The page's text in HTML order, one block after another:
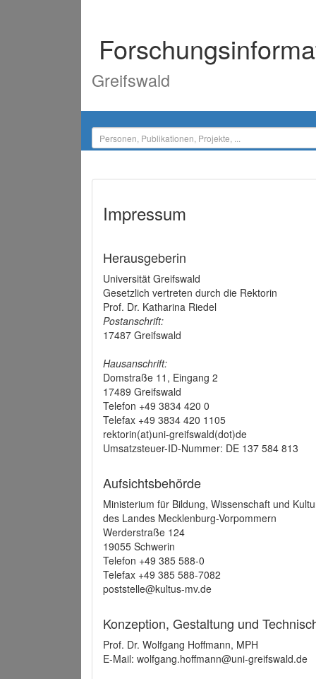
Greifswald
Impressum
Herausgeberin
Universität Greifswald
Gesetzlich vertreten durch die Rektorin
Prof. Dr. Katharina Riedel
Postanschrift:
17487 Greifswald
Hausanschrift:
Domstraße 11, Eingang 2
17489 Greifswald
Telefon +49 3834 420 0
Telefax +49 3834 420 1105
rektorin(at)uni-greifswald(dot)de
Umsatzsteuer-ID-Nummer: DE 137 584 813
Aufsichtsbehörde
Ministerium für Bildung, Wissenschaft und
des Landes Mecklenburg-Vorpommern
Werderstraße 124
19055 Schwerin
Telefon +49 385 588-0
Telefax +49 385 588-7082
poststelle@kultus-mv.de
Konzeption, Gestaltung und
Prof. Dr. Wolfgang Hoffmann, MPH
E-Mail: wolfgang.hoffmann@uni-greifswald.de